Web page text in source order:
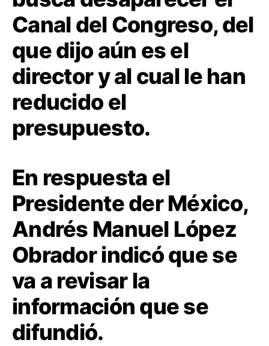
Canal del Congreso, del
que dijo aún es el
director y al cual le han
reducido el
presupuesto.
En respuesta el
Presidente der México,
Andrés Manuel López
Obrador indicó que se
va a revisar la
información que se
difundió.